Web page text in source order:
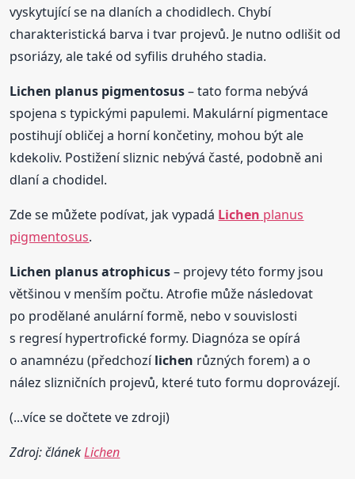
vyskytující se na dlaních a chodidlech. Chybí
charakteristická barva i tvar projevů. Je nutno odlišit od
psoriázy, ale také od syfilis druhého stadia.
Lichen planus pigmentosus– tato forma nebývá
spojena s typickými papulemi. Makulární pigmentace
postihují obličej a horní končetiny, mohou být ale
kdekoliv. Postižení sliznic nebývá časté, podobně ani
dlaní a chodidel.
Zde se můžete podívat, jak vypadá Lichen planus
pigmentosus.
Lichen planus atrophicus– projevy této formy jsou
většinou v menším počtu. Atrofie může následovat
po prodělané anulární formě, nebo v souvislosti
s regresí hypertrofické formy. Diagnóza se opírá
o anamnézu (předchozílichen různých forem) a o
nález slizničních projevů, které tuto formu doprovázejí.
(...více se dočtete ve zdroji)
Zdroj: článekLichen